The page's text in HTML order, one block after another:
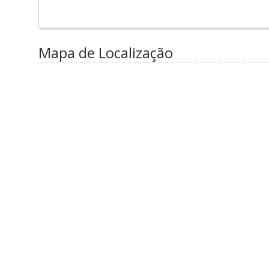
Mapa de Localização